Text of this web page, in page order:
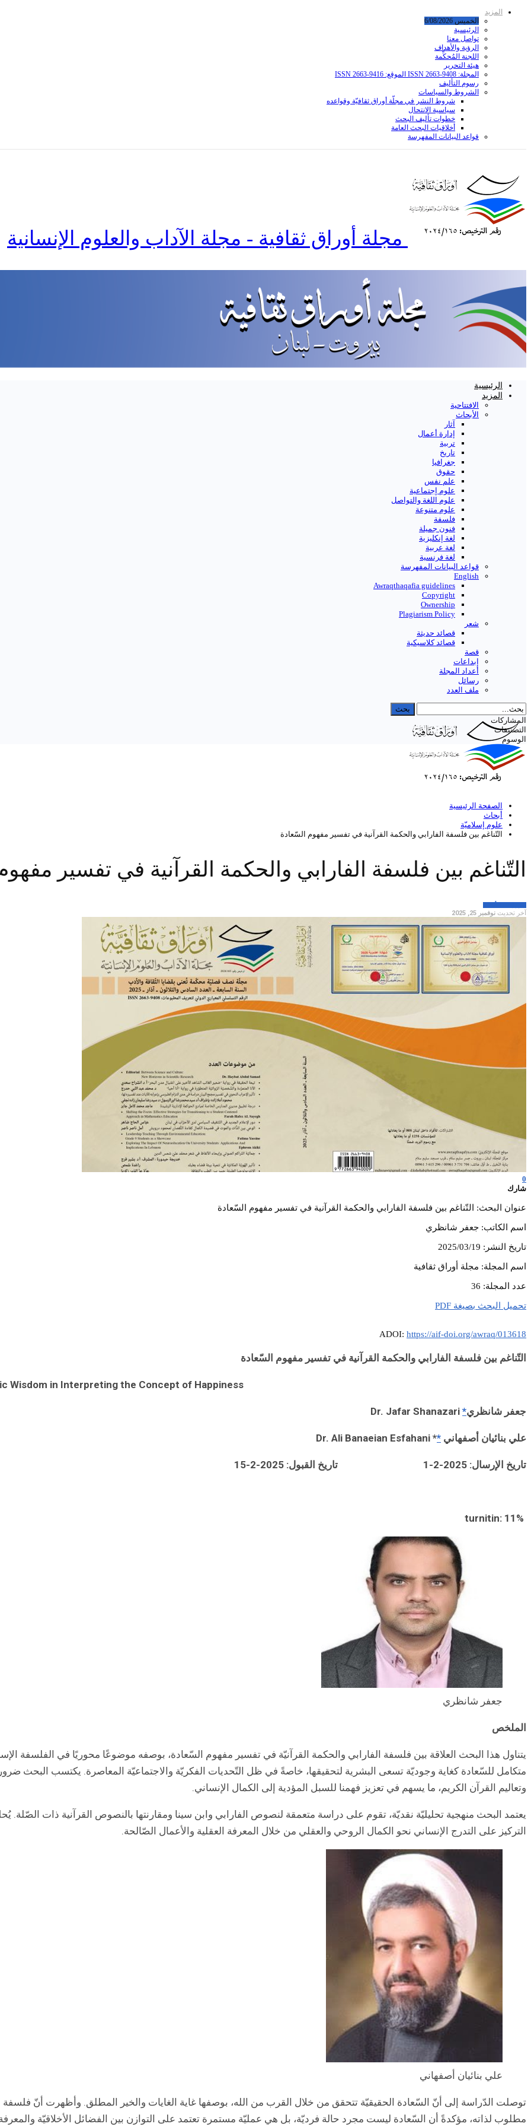
المزيد
الخميس 6/08/2026
الرئيسية
تواصل معنا
الرؤية والأهداف
اللجنة المُحكِّمة
هيئة التحرير
المجلة: ISSN 2663-9408 الموقع: ISSN 2663-9416
رسوم التأليف
الشروط والسياسات
شروط النشر في مجلّة أوراق ثقافيّة وقواعده
سياسية الانتحال
خطوات تأليف البحث
أخلاقيات البحث العامة
قواعد البیانات المفهرسة
مجلة أوراق ثقافية - مجلة الآداب والعلوم الإنسانية
الرئيسية
المزيد
الافتتاحية
الأبحاث
آثار
إدارة أعمال
تربية
تاريخ
جغرافيا
حقوق
علم نفس
علوم إجتماعية
علوم اللغة والتواصل
علوم متنوعة
فلسفة
فنون جميلة
لغة إنكليزية
لغة عربية
لغة فرنسية
قواعد البیانات المفهرسة
English
Awraqthaqafia guidelines
Copyright
Ownership
Plagiarism Policy
شعر
قصائد حديثة
قصائد كلاسيكية
قصة
إبداعات
أعداد المجلة
رسائل
ملف العدد
المشاركات
التصنيفات
الوسوم
الصفحة الرئيسية
أبحاث
علوم إسلاميّة
التّناغم بين فلسفة الفارابي والحكمة القرآنية في تفسير مفهوم السّعادة
التّناغم بين فلسفة الفارابي والحكمة القرآنية في تفسير
آخر تحديث نوفمبر 25, 2025
0
شارك
عنوان البحث: التّناغم بين فلسفة الفارابي والحكمة القرآنية في تفسير مفهوم السّعادة
اسم الكاتب: جعفر شانظري
تاريخ النشر: 2025/03/19
اسم المجلة: مجلة أوراق ثقافية
عدد المجلة: 36
تحميل البحث بصيغة PDF
ADOI: https://aif-doi.org/awraq/013618
التّناغم بين فلسفة الفارابي والحكمة القرآنية في تفسير مفهوم السّعادة
Wisdom in Interpreting the Concept of Happiness
جعفر شانظري*
Dr. Jafar Shanazari
علي بنائيان أصفهاني *
*
Dr. Ali Banaeian Esfahani
تاريخ الإرسال: 2025-2-1 تاريخ القبول: 2025-2-15
turnitin: 11%
جعفر شانظري
الملخص
يتناول هذا البحث العلاقة بين فلسفة الفارابي والحكمة القرآنيّة في تفسير مفهوم السّعادة، بوصفه موضوعًا محوريًا في الفلسفة
متكامل للسّعادة كغاية وجوديّة تسعى البشرية لتحقيقها، خاصةً في ظل التّحديات الفكريّة والاجتماعيّة المعاصرة. يكتسب البحث
وتعاليم القرآن الكريم، ما يسهم في تعزيز فهمنا للسبل المؤدية إلى الكمال الإنساني.
يعتمد البحث منهجية تحليليّة نقديّة، تقوم على دراسة متعمقة لنصوص الفارابي وابن سينا ومقارنتها بالنصوص القرآنية ذات
التركيز على التدرج الإنساني نحو الكمال الروحي والعقلي من خلال المعرفة العقلية والأعمال الصّالحة.
علي بنائيان أصفهاني
توصلت الدّراسة إلى أنّ السّعادة الحقيقيّة تتحقق من خلال القرب من الله، بوصفها غاية الغايات والخير المطلق. وأظهرت أنّ فلسفة
مطلوب لذاته، مؤكدةً أن السّعادة ليست مجرد حالة فرديّة، بل هي عمليّة مستمرة تعتمد على التوازن بين الفضائل الأخلاقيّة والمعرفة